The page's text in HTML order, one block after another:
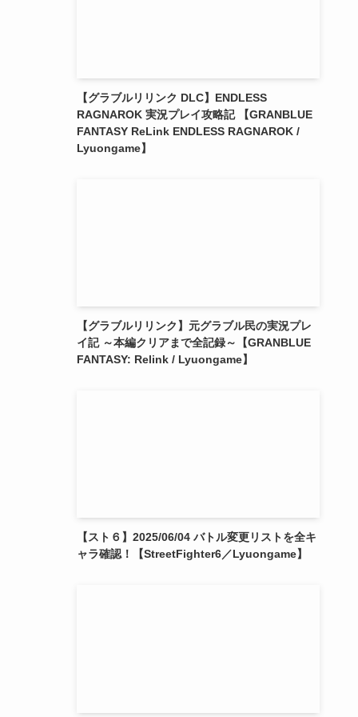
【グラブルリリンク DLC】ENDLESS
RAGNAROK 実況プレイ攻略記 【GRANBLUE
FANTASY ReLink ENDLESS RAGNAROK /
Lyuongame】
【グラブルリリンク】元グラブル民の実況プレ
イ記 ～本編クリアまで全記録～【GRANBLUE
FANTASY: Relink / Lyuongame】
【スト６】2025/06/04 バトル変更リストを全キ
ャラ確認！【StreetFighter6／Lyuongame】